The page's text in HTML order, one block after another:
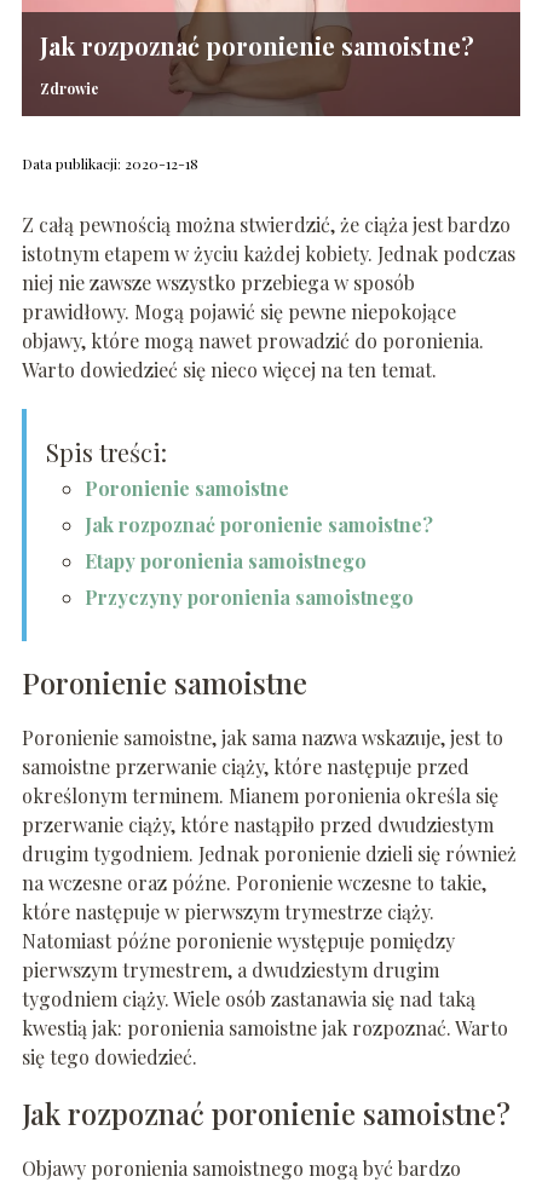
Jak rozpoznać poronienie samoistne?
Zdrowie
Data publikacji: 2020-12-18
Z całą pewnością można stwierdzić, że ciąża jest bardzo
istotnym etapem w życiu każdej kobiety. Jednak podczas
niej nie zawsze wszystko przebiega w sposób
prawidłowy. Mogą pojawić się pewne niepokojące
objawy, które mogą nawet prowadzić do poronienia.
Warto dowiedzieć się nieco więcej na ten temat.
Spis treści:
Poronienie samoistne
Jak rozpoznać poronienie samoistne?
Etapy poronienia samoistnego
Przyczyny poronienia samoistnego
Poronienie samoistne
Poronienie samoistne, jak sama nazwa wskazuje, jest to
samoistne przerwanie ciąży, które następuje przed
określonym terminem. Mianem poronienia określa się
przerwanie ciąży, które nastąpiło przed dwudziestym
drugim tygodniem. Jednak poronienie dzieli się również
na wczesne oraz późne. Poronienie wczesne to takie,
które następuje w pierwszym trymestrze ciąży.
Natomiast późne poronienie występuje pomiędzy
pierwszym trymestrem, a dwudziestym drugim
tygodniem ciąży. Wiele osób zastanawia się nad taką
kwestią jak: poronienia samoistne jak rozpoznać. Warto
się tego dowiedzieć.
Jak rozpoznać poronienie samoistne?
Objawy poronienia samoistnego mogą być bardzo